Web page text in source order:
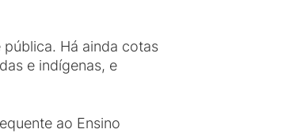
pública. Há ainda cotas
e indígenas, e
ao Ensino